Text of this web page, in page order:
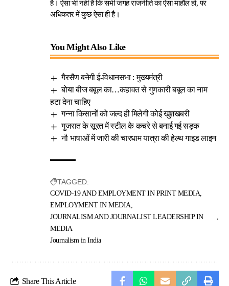
है। ऐसा भी नहीं है कि सभी जगह राजनीति का ऐसा माहौल हो, पर
अधिकतर में कुछ ऐसा ही है।
You Might Also Like
गैरसैण बनेगी ई-विधानसभा : मुख्यमंत्री
बोया बीज बबूल का…कहावत से गुणकारी बबूल का नाम
हटा देना चाहिए
गन्ना किसानों को जल्द ही मिलेगी कोई खुशखबरी
गुजरात के सूरत में स्टील के कचरे से बनाई गई सड़क
नौ भाषाओं में जारी की चारधाम यात्रा की हेल्थ गाइड लाइन
TAGGED:
COVID-19 AND EMPLOYMENT IN PRINT MEDIA
EMPLOYMENT IN MEDIA
JOURNALISM AND JOURNALIST LEADERSHIP IN
MEDIA
Journalism in India
Share This Article